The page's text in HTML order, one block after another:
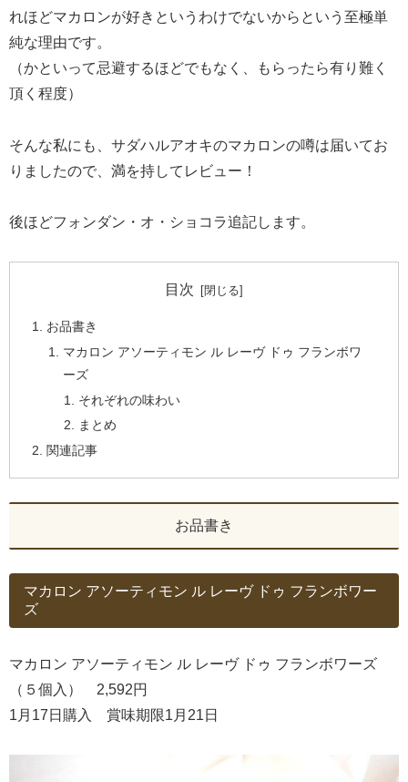
れほどマカロンが好きというわけでないからという至極単
純な理由です。
（かといって忌避するほどでもなく、もらったら有り難く
頂く程度）
そんな私にも、サダハルアオキのマカロンの噂は届いてお
りましたので、満を持してレビュー！
後ほどフォンダン・オ・ショコラ追記します。
目次
お品書き
マカロン アソーティモン ル レーヴ ドゥ フランボワ
ーズ
それぞれの味わい
まとめ
関連記事
お品書き
マカロン アソーティモン ル レーヴ ドゥ フランボワー
ズ
マカロン アソーティモン ル レーヴ ドゥ フランボワーズ
（５個入） 2,592円
1月17日購入 賞味期限1月21日